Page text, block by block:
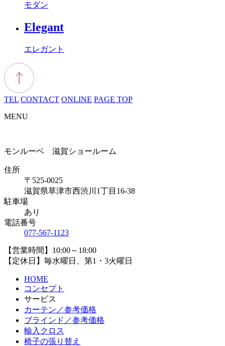
モダン
Elegant
エレガント
TEL CONTACT ONLINE PAGE TOP
MENU
モンルーベ 滋賀ショールーム
住所
〒525-0025
滋賀県草津市西渋川1丁目16-38
駐車場
あり
電話番号
077-567-1123
【営業時間】10:00～18:00
【定休日】毎水曜日、第1・3火曜日
HOME
コンセプト
サービス
カーテン／参考価格
ブラインド／参考価格
輸入クロス
椅子の張り替え